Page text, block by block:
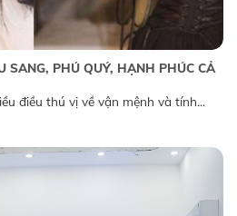
SANG, PHÚ QUÝ, HẠNH PHÚC CẢ
điều thú vị về vận mệnh và tính...